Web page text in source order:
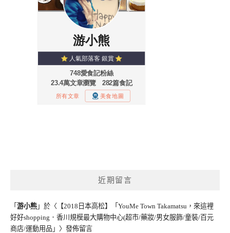
近期留言
「 游小熊 」於〈 【2018日本高松】「YouMe Town Takamatsu，來這裡
好好shopping．香川規模最大購物中心(超市/藥妝/男女服飾/童裝/百元
商店/運動用品」 〉發佈留言